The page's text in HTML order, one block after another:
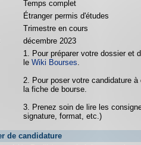
Temps complet
Étranger permis d'études
Trimestre en cours
décembre 2023
1. Pour préparer votre dossier et
le Wiki Bourses
2. Pour poser votre candidature
la fiche de bourse.
3. Prenez soin de lire les
signature, format, etc.)
de candidature